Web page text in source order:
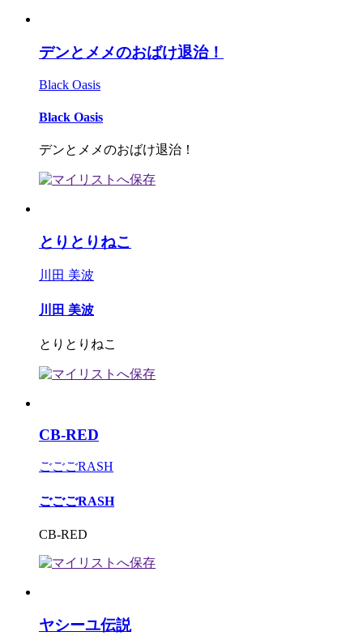
デンとメメのおばけ退治！
Black Oasis
Black Oasis
デンとメメのおばけ退治！
とりとりねこ
川田 美波
川田 美波
とりとりねこ
CB-RED
ごごごRASH
ごごごRASH
CB-RED
ヤシーユ伝説